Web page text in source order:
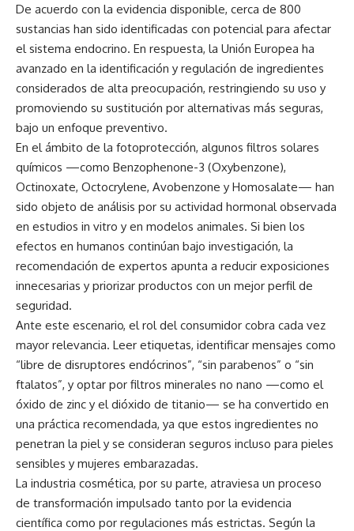
De acuerdo con la evidencia disponible, cerca de 800
sustancias han sido identificadas con potencial para afectar
el sistema endocrino. En respuesta, la Unión Europea ha
avanzado en la identificación y regulación de ingredientes
considerados de alta preocupación, restringiendo su uso y
promoviendo su sustitución por alternativas más seguras,
bajo un enfoque preventivo.
En el ámbito de la fotoprotección, algunos filtros solares
químicos —como Benzophenone-3 (Oxybenzone),
Octinoxate, Octocrylene, Avobenzone y Homosalate— han
sido objeto de análisis por su actividad hormonal observada
en estudios in vitro y en modelos animales. Si bien los
efectos en humanos continúan bajo investigación, la
recomendación de expertos apunta a reducir exposiciones
innecesarias y priorizar productos con un mejor perfil de
seguridad.
Ante este escenario, el rol del consumidor cobra cada vez
mayor relevancia. Leer etiquetas, identificar mensajes como
“libre de disruptores endócrinos”, “sin parabenos” o “sin
ftalatos”, y optar por filtros minerales no nano —como el
óxido de zinc y el dióxido de titanio— se ha convertido en
una práctica recomendada, ya que estos ingredientes no
penetran la piel y se consideran seguros incluso para pieles
sensibles y mujeres embarazadas.
La industria cosmética, por su parte, atraviesa un proceso
de transformación impulsado tanto por la evidencia
científica como por regulaciones más estrictas. Según la